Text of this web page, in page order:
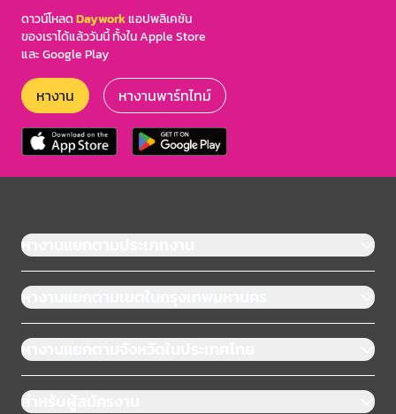
ดาวน์โหลดDayworkแอปพลิเคชัน
ของเราได้แล้ววันนี้ ทั้งใน Apple Store
และ Google Play
หางาน หางานพาร์ทไทม์
หางานแยกตามประเภทงาน
หางานแยกตามเขตในกรุงเทพมหานคร
หางานแยกตามจังหวัดในประเทศไทย
สำหรับผู้สมัครงาน